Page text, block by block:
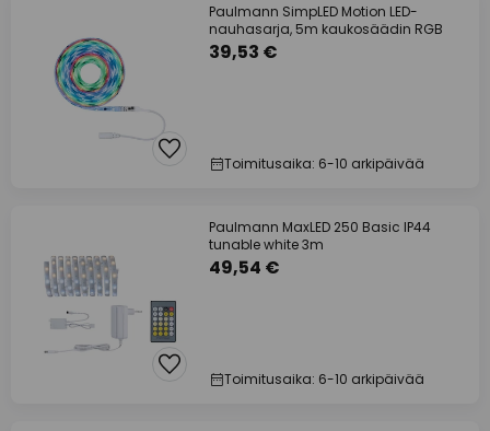
Paulmann SimpLED Motion LED-
nauhasarja, 5m kaukosäädin RGB
39,53 €
Toimitusaika: 6-10 arkipäivää
Paulmann MaxLED 250 Basic IP44
tunable white 3m
49,54 €
Toimitusaika: 6-10 arkipäivää